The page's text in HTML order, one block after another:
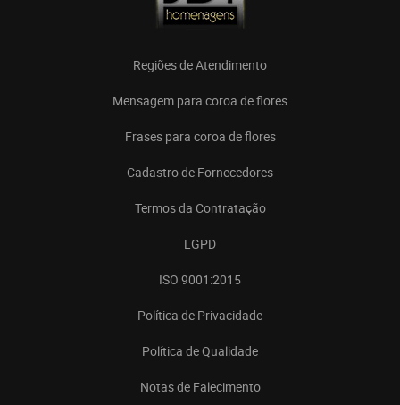
Regiões de Atendimento
Mensagem para coroa de flores
Frases para coroa de flores
Cadastro de Fornecedores
Termos da Contratação
LGPD
ISO 9001:2015
Política de Privacidade
Política de Qualidade
Notas de Falecimento